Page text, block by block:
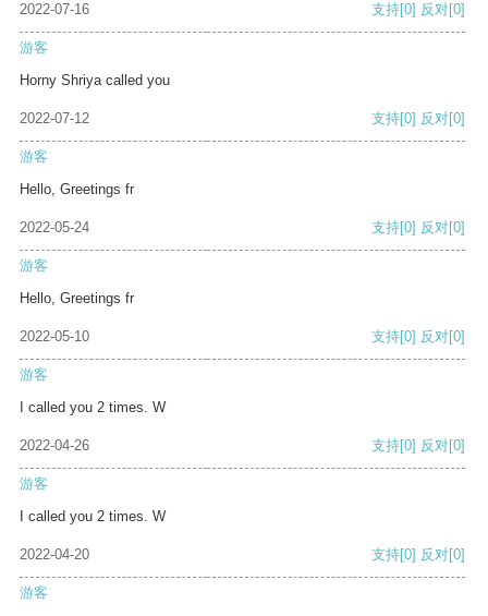
2022-07-16 支持[0] 反对[0]
游客
Horny Shriya called you
2022-07-12 支持[0] 反对[0]
游客
Hello, Greetings fr
2022-05-24 支持[0] 反对[0]
游客
Hello, Greetings fr
2022-05-10 支持[0] 反对[0]
游客
I called you 2 times. W
2022-04-26 支持[0] 反对[0]
游客
I called you 2 times. W
2022-04-20 支持[0] 反对[0]
游客